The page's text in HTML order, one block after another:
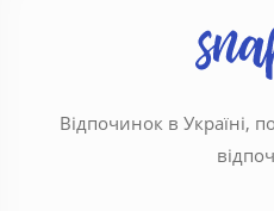
Відпочинок в Україні,